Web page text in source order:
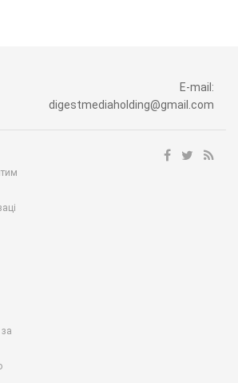
E-mail:
digestmediaholding@gmail.com